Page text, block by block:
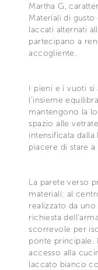
Martha G,
Materiali di
laccati alternati
partecipano a
accogliente.
I pieni e i vuoti si
l'insieme
mantengono la
spazio alle
intensificata
piacere di stare
La parete verso
materiali: al
realizzato da
richiesta
scorrevole per
ponte principale.
accesso alla
laccato bianco